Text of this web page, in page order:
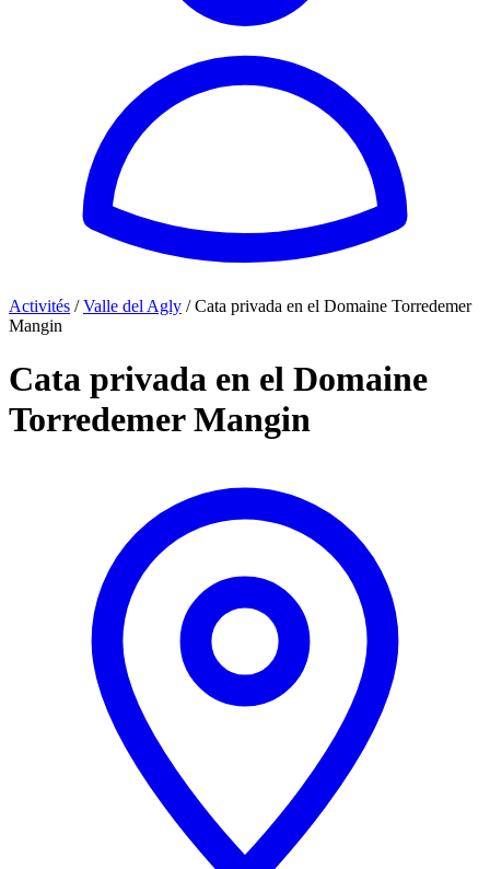
Activités / Valle del Agly / Cata privada en el Domaine Torredemer
Mangin
Cata privada en el Domaine
Torredemer Mangin